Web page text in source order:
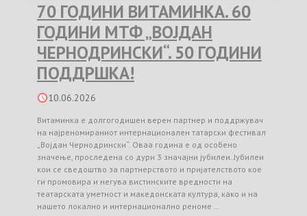
70 ГОДИНИ ВИТАМИНКА. 60
ГОДИНИ МТФ „ВОЈДАН
ЧЕРНОДРИНСКИ“. 50 ГОДИНИ
ПОДДРШКА!
10.06.2026
Витаминка е долгогодишен верен партнер и поддржувач
на најреномираниот интернационален татарски фестивал
„Војдан Чернодрински“. Оваа година е од особено
значење, проследена со дури 3 значајни јубилеи. Јубилеи
кои се сведоштво за партнерството и пријателството кое
ги промовира и негува вистинските вредности на
театарската уметност и македонската култура, како и на
нашето локално и интернационално реноме …